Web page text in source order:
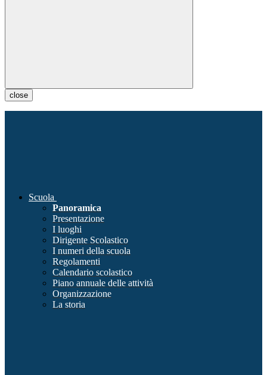
close
Scuola
Panoramica
Presentazione
I luoghi
Dirigente Scolastico
I numeri della scuola
Regolamenti
Calendario scolastico
Piano annuale delle attività
Organizzazione
La storia